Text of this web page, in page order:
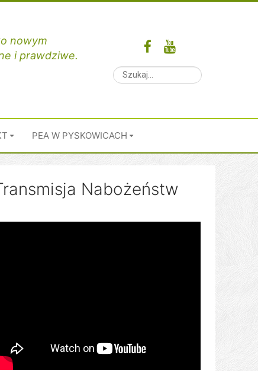
nowym
i prawdziwe.
PEA W PYSKOWICACH
Nabożeństw